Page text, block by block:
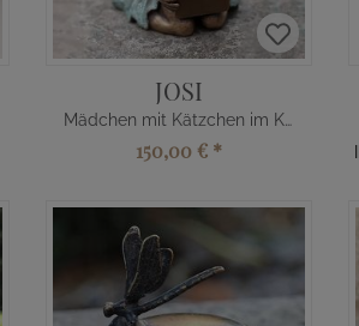
JOSI
Mädchen mit Kätzchen im Karton
150,00 € *